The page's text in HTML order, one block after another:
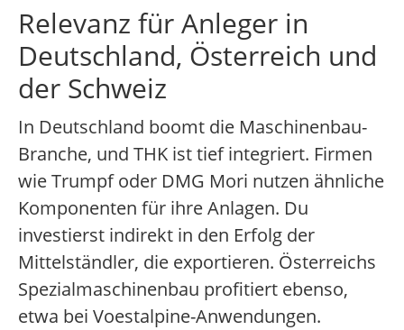
Relevanz für Anleger in
Deutschland, Österreich und
der Schweiz
In Deutschland boomt die Maschinenbau-
Branche, und THK ist tief integriert. Firmen
wie Trumpf oder DMG Mori nutzen ähnliche
Komponenten für ihre Anlagen. Du
investierst indirekt in den Erfolg der
Mittelständler, die exportieren. Österreichs
Spezialmaschinenbau profitiert ebenso,
etwa bei Voestalpine-Anwendungen.